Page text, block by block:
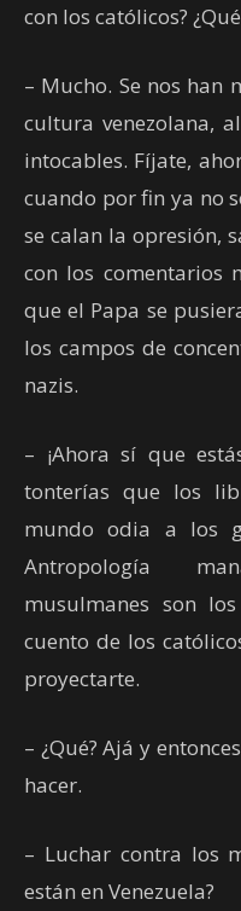
con los católicos?
– Mucho. Se nos han
cultura venezolana,
intocables. Fíjate,
cuando por fin ya no
se calan la opresión,
con los comentarios
que el Papa se
los campos de
nazis.
– ¡Ahora sí que
tonterías que los
mundo odia a los
Antropología
musulmanes son
cuento de los
proyectarte.
– ¿Qué? Ajá y
hacer.
– Luchar contra los
están en Venezuela?